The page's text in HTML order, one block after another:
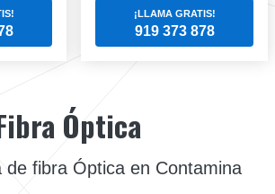
¡LLAMA GRATIS!
919 373 878
Óptica
de fibra Óptica en Contamina